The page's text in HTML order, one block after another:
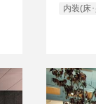
内装(床